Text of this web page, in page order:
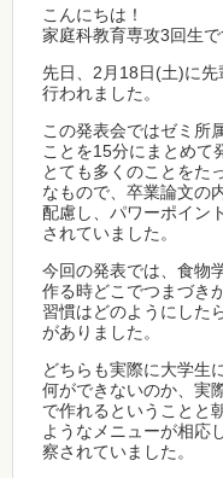
こんにちは！
家庭科教育専攻3回生で
先日、2月18日(土)に
行われました。
この発表会ではゼミ所
ことを15分にまとめて
とても多くのことをた
なもので、卒業論文の
配慮し、パワーポイン
されていました。
今回の発表では、食物
作る時どこでつまづき
習慣はどのようにした
がありました。
どちらも実際に大学生
何ができないのか、実
で作れるということと
ようなメニューが相応
察されていました。